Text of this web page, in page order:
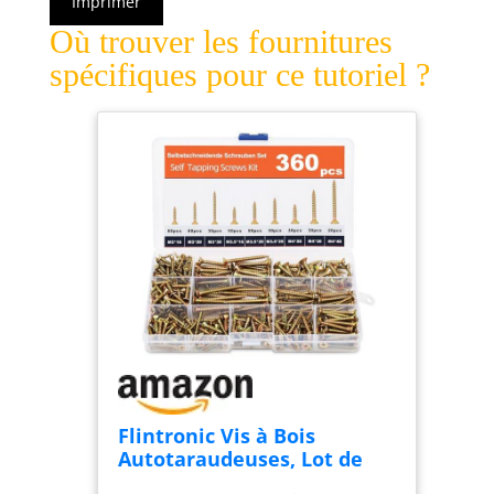
Où trouver les fournitures
spécifiques pour ce tutoriel ?
Flintronic Vis à Bois
Autotaraudeuses, Lot de